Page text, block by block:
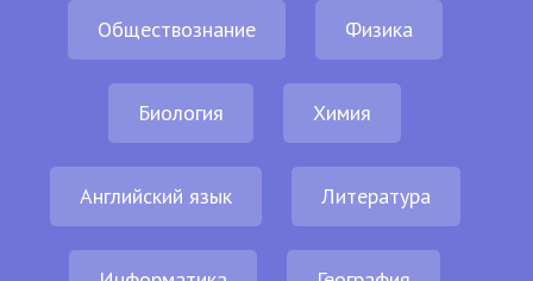
Обществознание Физика
Биология Химия
Английский язык Литература